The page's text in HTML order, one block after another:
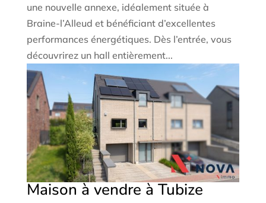
une nouvelle annexe, idéalement située à
Braine-l’Alleud et bénéficiant d’excellentes
performances énergétiques. Dès l’entrée, vous
découvrirez un hall entièrement...
Maison à vendre à Tubize